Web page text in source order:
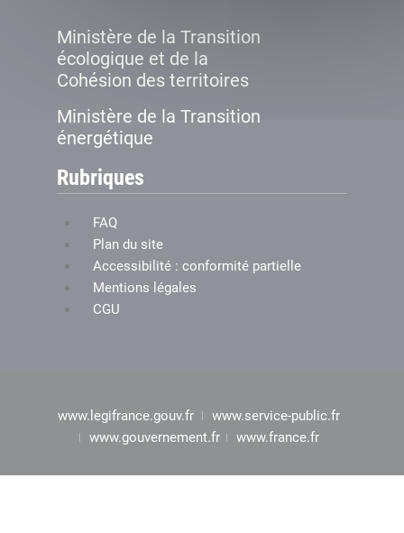
Ministère de la Transition
écologique et de la
Cohésion des territoires
Ministère de la Transition
énergétique
Rubriques
FAQ
Plan du site
Accessibilité : conformité partielle
Mentions légales
CGU
www.legifrance.gouv.fr
www.service-public.fr
www.gouvernement.fr
www.france.fr